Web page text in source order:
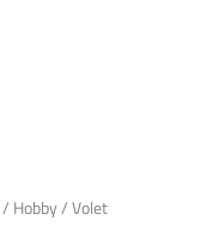
/ Hobby/Volet